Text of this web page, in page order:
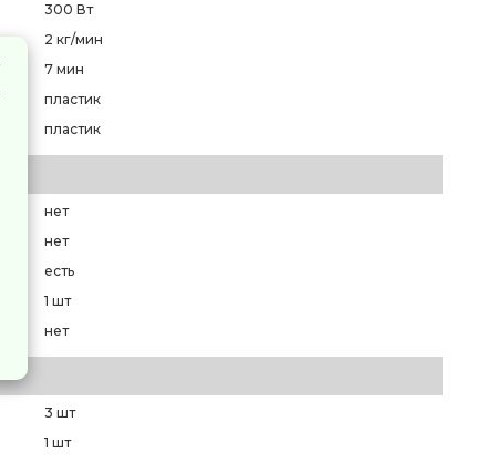
300 Вт
2 кг/мин
7 мин
пластик
пластик
нет
нет
есть
1 шт
нет
3 шт
1 шт